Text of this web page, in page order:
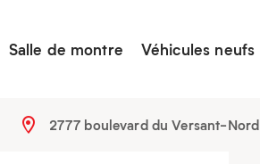
Salle de montre Véhicules neufs
2777 boulevard du Versant-Nord